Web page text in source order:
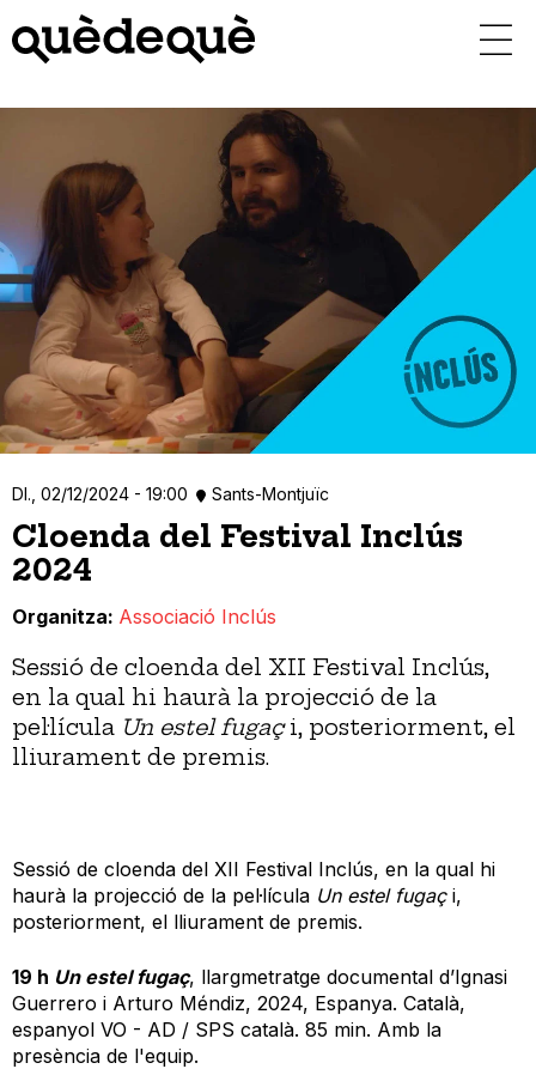
contingut
Dl., 02/12/2024 - 19:00 Sants-Montjuïc
Cloenda del Festival Inclús
2024
Organitza Associació Inclús
Sessió de cloenda del XII Festival Inclús,
en la qual hi haurà la projecció de la
pel·lícula Un estel fugaçi, posteriorment, el
lliurament de premis.
Sessió de cloenda del XII Festival Inclús, en la qual hi
haurà la projecció de la pel·lícula Un estel fugaçi,
posteriorment, el lliurament de premis.
19 h Un estel fugaç, llargmetratge documental d’Ignasi
Guerrero i Arturo Méndiz, 2024, Espanya. Català,
espanyol VO - AD / SPS català. 85 min. Amb la
presència de l'equip.